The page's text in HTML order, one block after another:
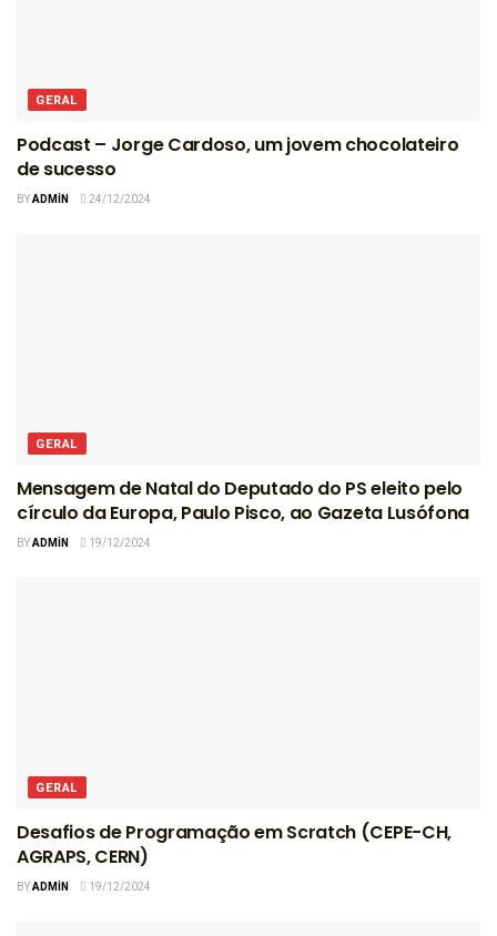
GERAL
Podcast – Jorge Cardoso, um jovem chocolateiro
de sucesso
BYADMIN 24/12/2024
GERAL
Mensagem de Natal do Deputado do PS eleito pelo
círculo da Europa, Paulo Pisco, ao Gazeta Lusófona
BYADMIN 19/12/2024
GERAL
Desafios de Programação em Scratch (CEPE-CH,
AGRAPS, CERN)
BYADMIN 19/12/2024